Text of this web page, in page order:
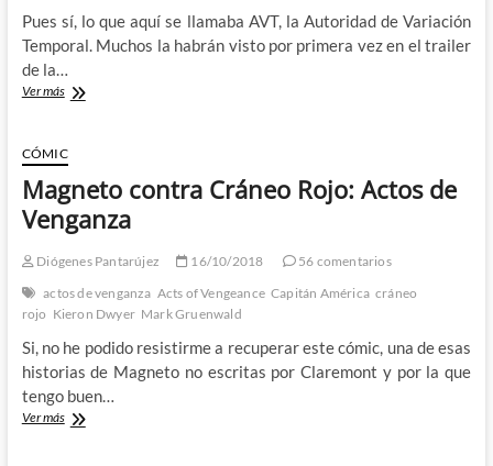
Pues sí, lo que aquí se llamaba AVT, la Autoridad de Variación
Temporal. Muchos la habrán visto por primera vez en el trailer
de la…
Ver másLoki
retorno
de
la
Time
Variance
(I):
Los
orígenes
la
AVT
CÓMIC
Magneto contra Cráneo Rojo: Actos de
Venganza
Diógenes Pantarújez 16/10/2018
56 comentarios
actos de venganza Acts of Vengeance Capitán América cráneo
rojo Kieron Dwyer Mark Gruenwald
Si, no he podido resistirme a recuperar este cómic, una de esas
historias de Magneto no escritas por Claremont y por la que
tengo buen…
Ver másMagneto